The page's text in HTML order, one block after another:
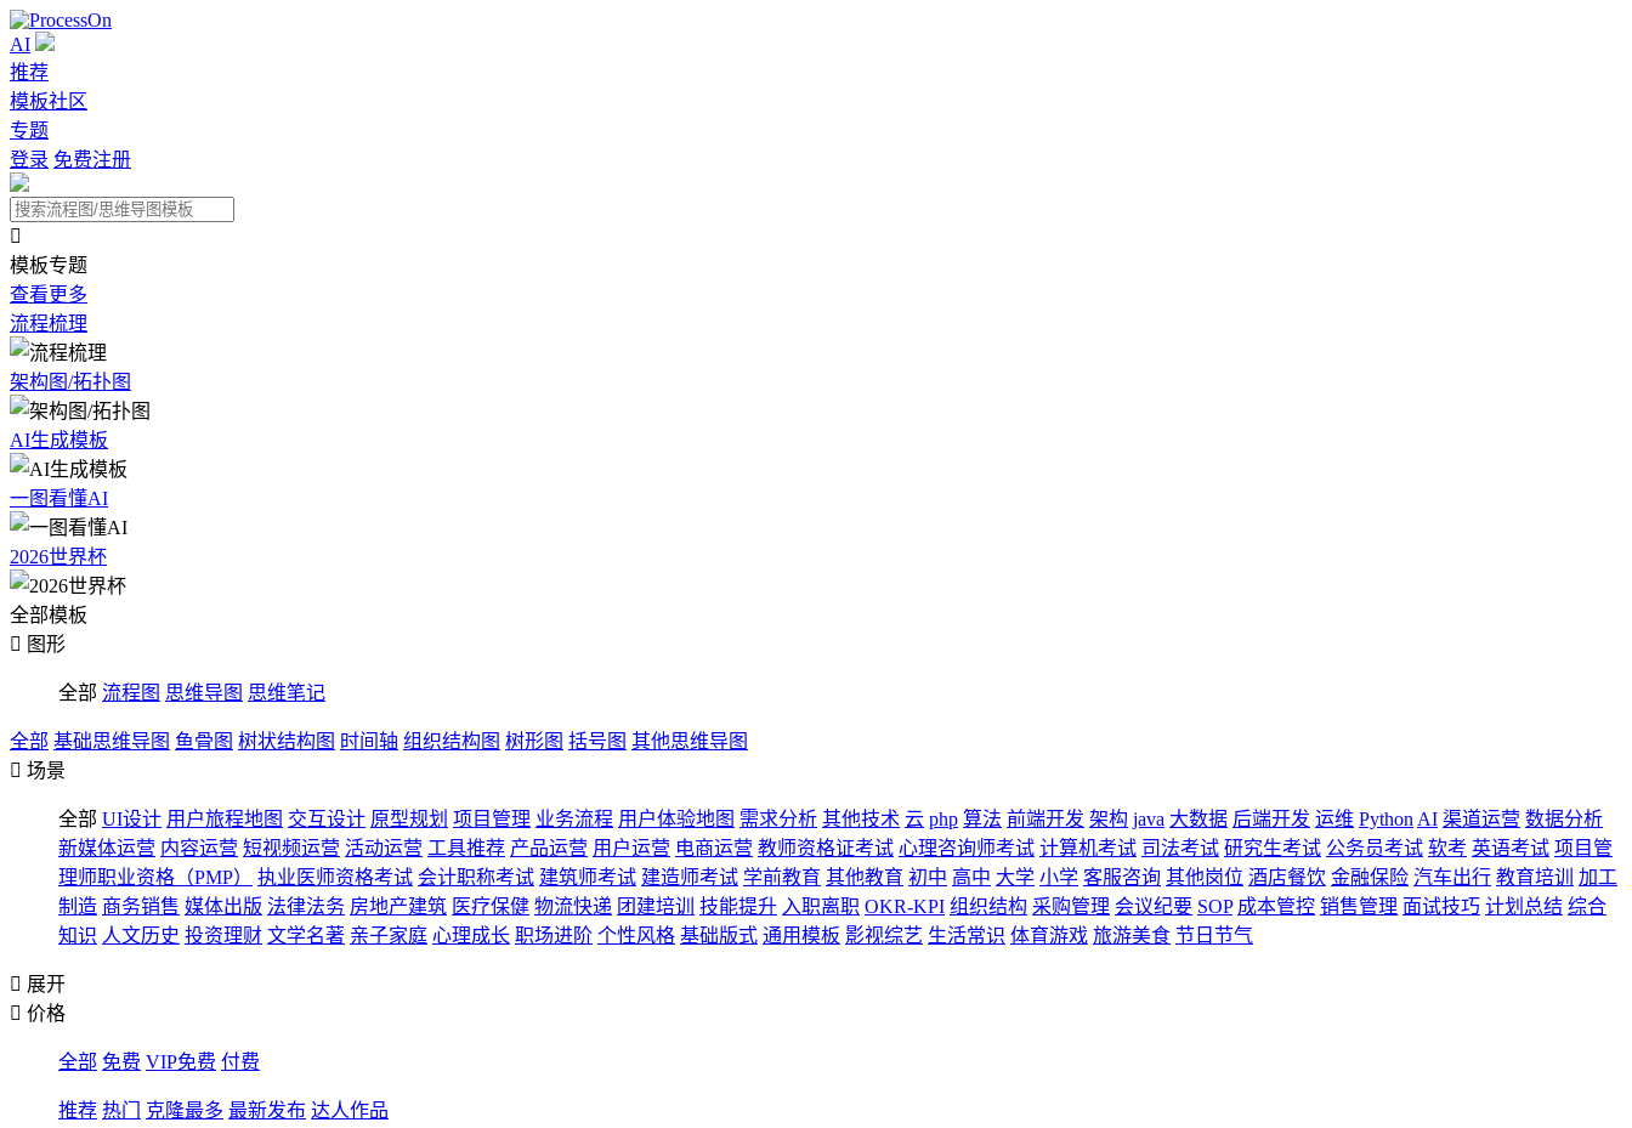
AI
推荐
模板社区
专题
登录 免费注册

模板专题
查看更多
流程梳理
架构图/拓扑图
AI生成模板
一图看懂AI
2026世界杯
全部模板
 图形
全部 流程图 思维导图 思维笔记
全部 基础思维导图 鱼骨图 树状结构图 时间轴 组织结构图 树形图 括号图 其他思维导图
 场景
全部 UI设计 用户旅程地图 交互设计 原型规划 项目管理 业务流程 用户体验地图 需求分析 其他技术 云 php 算法 前端开发 架构 java 大数据 后端开发 运维 Python AI 渠道运营 数据分析
新媒体运营 内容运营 短视频运营 活动运营 工具推荐 产品运营 用户运营 电商运营 教师资格证考试 心理咨询师考试 计算机考试 司法考试 研究生考试 公务员考试 软考 英语考试 项目管
理师职业资格（PMP）
执业医师资格考试 会计职称考试 建筑师考试 建造师考试 学前教育 其他教育 初中 高中 大学 小学 客服咨询 其他岗位 酒店餐饮 金融保险 汽车出行 教育培训
加工
制造 商务销售 媒体出版 法律法务 房地产建筑 医疗保健 物流快递 团建培训 技能提升 入职离职 OKR-KPI 组织结构 采购管理 会议纪要 SOP 成本管控 销售管理 面试技巧 计划总结 综合
知识 人文历史 投资理财 文学名著 亲子家庭 心理成长 职场进阶 个性风格 基础版式 通用模板 影视综艺 生活常识 体育游戏 旅游美食 节日节气
 展开
 价格
全部 免费 VIP免费 付费
推荐 热门 克隆最多 最新发布 达人作品